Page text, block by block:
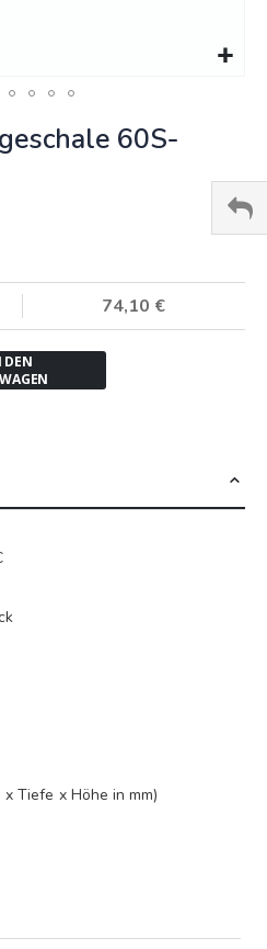
60S-
74,10 €
DEN
Tiefe x Höhe in mm)